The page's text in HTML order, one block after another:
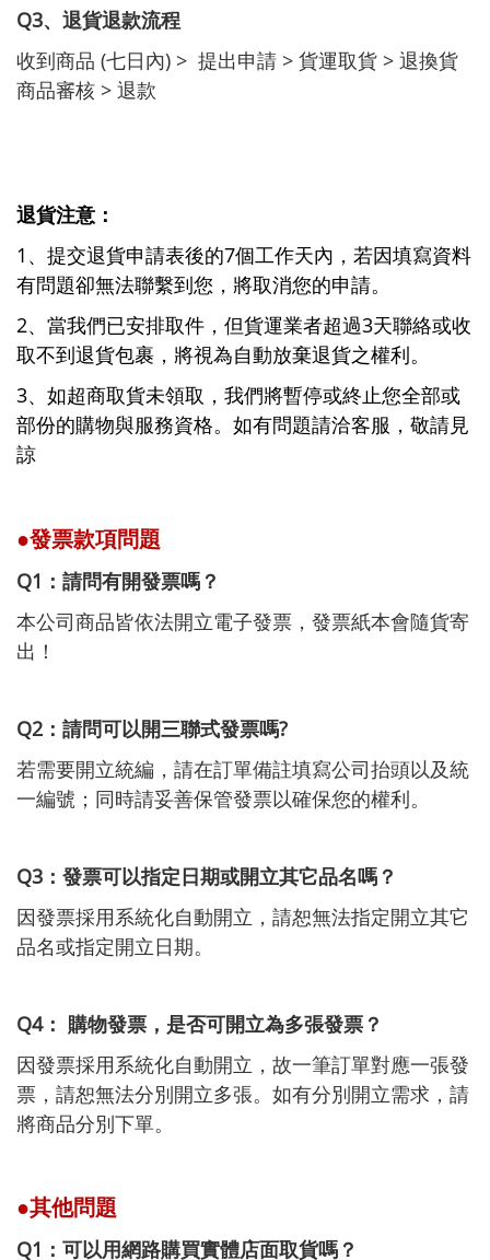
Q3、退貨退款流程
收到商品 (七日內) > 提出申請 > 貨運取貨 > 退換貨
商品審核 > 退款
退貨注意：
1、提交退貨申請表後的7個工作天內，若因填寫資料
有問題卻無法聯繫到您，將取消您的申請。
2、當我們已安排取件，但貨運業者超過3天聯絡或收
取不到退貨包裹，將視為自動放棄退貨之權利。
3、如超商取貨未領取，我們將暫停或終止您全部或
部份的購物與服務資格。如有問題請洽客服，敬請見
諒
●發票款項問題
Q1：請問有開發票嗎？
本公司商品皆依法開立電子發票，發票紙本會隨貨寄
出！
Q2：請問可以開三聯式發票嗎?
若需要開立統編，請在訂單備註填寫公司抬頭以及統
一編號；同時請妥善保管發票以確保您的權利。
Q3：發票可以指定日期或開立其它品名嗎？
因發票採用系統化自動開立，請恕無法指定開立其它
品名或指定開立日期。
Q4： 購物發票，是否可開立為多張發票？
因發票採用系統化自動開立，故一筆訂單對應一張發
票，請恕無法分別開立多張。如有分別開立需求，請
將商品分別下單。
●其他問題
Q1：可以用網路購買實體店面取貨嗎？